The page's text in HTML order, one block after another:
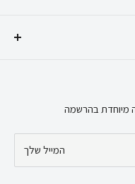
מיוחדת בהרשמה
המייל שלך